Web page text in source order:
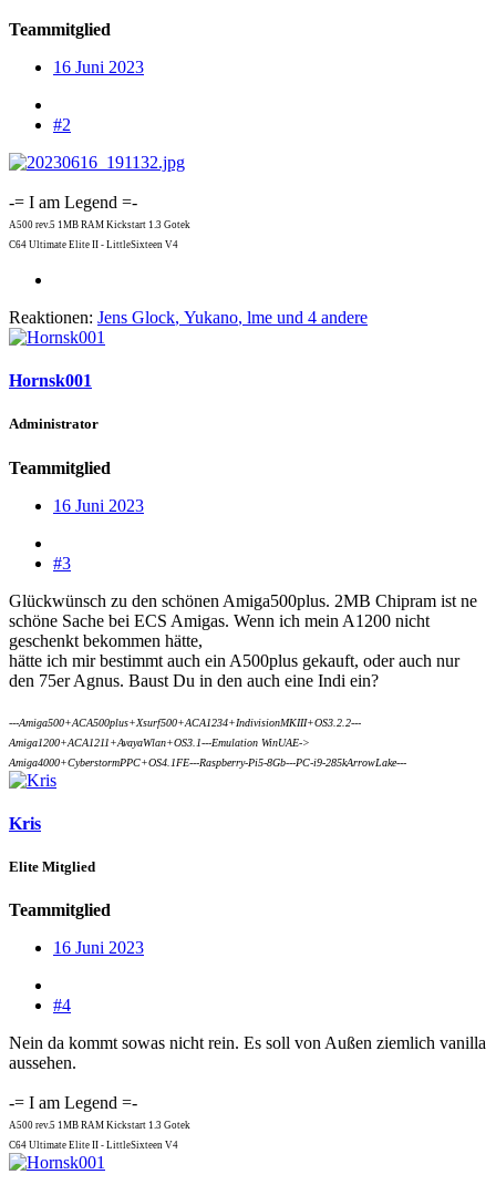
Teammitglied
16 Juni 2023
#2
-= I am Legend =-
A500 rev.5 1MB RAM Kickstart 1.3 Gotek
C64 Ultimate Elite II - LittleSixteen V4
Reaktionen: Jens Glock, Yukano, lme und 4 andere
Hornsk001
Administrator
Teammitglied
16 Juni 2023
#3
Glückwünsch zu den schönen Amiga500plus. 2MB Chipram ist ne
schöne Sache bei ECS Amigas. Wenn ich mein A1200 nicht
geschenkt bekommen hätte,
hätte ich mir bestimmt auch ein A500plus gekauft, oder auch nur
den 75er Agnus. Baust Du in den auch eine Indi ein?
---Amiga500+ACA500plus+Xsurf500+ACA1234+IndivisionMKIII+OS3.2.2---
Amiga1200+ACA1211+AvayaWlan+OS3.1---Emulation WinUAE->
Amiga4000+CyberstormPPC+OS4.1FE---Raspberry-Pi5-8Gb---PC-i9-285kArrowLake---
Kris
Elite Mitglied
Teammitglied
16 Juni 2023
#4
Nein da kommt sowas nicht rein. Es soll von Außen ziemlich vanilla
aussehen.
-= I am Legend =-
A500 rev.5 1MB RAM Kickstart 1.3 Gotek
C64 Ultimate Elite II - LittleSixteen V4